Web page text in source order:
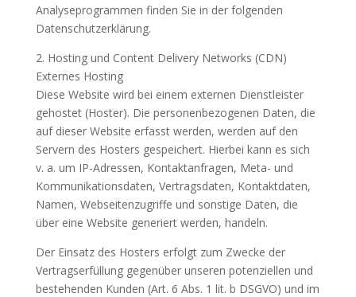
Analyseprogrammen finden Sie in der folgenden
Datenschutzerklärung.
2. Hosting und Content Delivery Networks (CDN)
Externes Hosting
Diese Website wird bei einem externen Dienstleister
gehostet (Hoster). Die personenbezogenen Daten, die
auf dieser Website erfasst werden, werden auf den
Servern des Hosters gespeichert. Hierbei kann es sich
v. a. um IP-Adressen, Kontaktanfragen, Meta- und
Kommunikationsdaten, Vertragsdaten, Kontaktdaten,
Namen, Webseitenzugriffe und sonstige Daten, die
über eine Website generiert werden, handeln.
Der Einsatz des Hosters erfolgt zum Zwecke der
Vertragserfüllung gegenüber unseren potenziellen und
bestehenden Kunden (Art. 6 Abs. 1 lit. b DSGVO) und im